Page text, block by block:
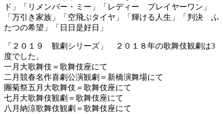
ド」「リメンバー・ミー」「レディー プレイヤーワン」
「万引き家族」「空飛ぶタイヤ」「輝ける人生」「判決 ふ
たつの希望」「日日是好日」
「２０１９ 観劇シリーズ」 ２０１８年の歌舞伎観劇は3
度でした。
一月大歌舞伎＝歌舞伎座にて
二月競春名作喜劇公演観劇＝新橋演舞場にて
團菊祭五月大歌舞伎＝歌舞伎座にて
七月大歌舞伎観劇＝歌舞伎座にて
八月納涼歌舞伎観劇＝歌舞伎座にて